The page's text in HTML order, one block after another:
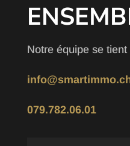
Notre équipe se
079.782.06.01